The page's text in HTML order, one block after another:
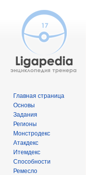
Главная страница
Основы
Задания
Регионы
Монстродекс
Атакдекс
Итемдекс
Способности
Ремесло